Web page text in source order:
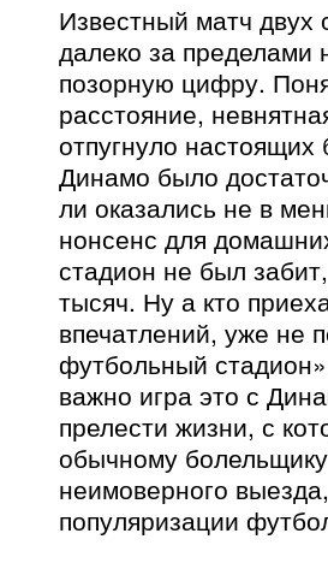
Известный матч
далеко за пределами
позорную цифру.
расстояние,
отпугнуло
Динамо было
ли оказались не в
нонсенс для
стадион не был
тысяч. Ну а кто
впечатлений, уже не
футбольный
важно игра это с
прелести жизни, с
обычному
неимоверного
популяризации